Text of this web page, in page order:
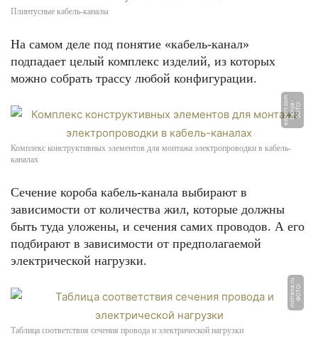
Плинтусные кабель-каналы
На самом деле под понятие «кабель-канал»
подпадает целый комплекс изделий, из которых
можно собрать трассу любой конфигурации.
Ф
О
Т
О:
b
a
n
y
a
-
e
x
p
e
r
t.
c
o
m
Комплекс конструктивных элементов для монтажа электропроводки в кабель-
каналах
Сечение короба кабель-канала выбирают в
зависимости от количества жил, которые должны
быть туда уложены, и сечения самих проводов. А его
подбирают в зависимости от предполагаемой
электрической нагрузки.
Ф
О
Т
О:
m
s
t
r
a
n
a.
r
u
Таблица соответствия сечения провода и электрической нагрузки